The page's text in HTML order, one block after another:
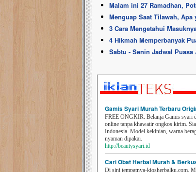
Malam ini 27 Ramadhan,
Menguap Saat Tilawah, Apa
3 Cara Mengetahui
4 Hikmah Memperbanyak
Sabtu - Senin Jadwal
Gamis Syari Murah Terbaru
FREE ONGKIR. Belanja Gamis syari
online tanpa khawatir ongkos kirim.
Indonesia. Model kekinian, warna
nyaman dipakai.
http://beautysyari.id
Cari Obat Herbal Murah &
Di sini tempatnya-kiosherbalku.com.